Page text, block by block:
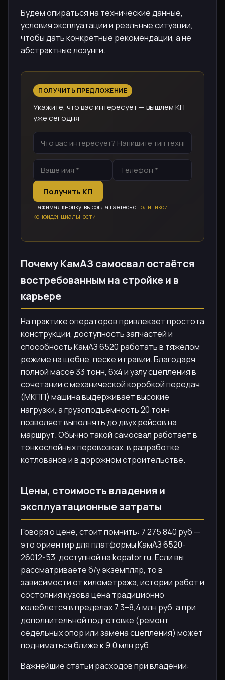
Будем опираться на технические данные,
условия эксплуатации и реальные ситуации,
чтобы дать конкретные рекомендации, а не
абстрактные лозунги.
ПОЛУЧИТЬ ПРЕДЛОЖЕНИЕ
Укажите, что вас интересует — вышлем КП
уже сегодня
Получить КП
Нажимая кнопку, вы соглашаетесь сполитикой
конфиденциальности
Почему КамАЗ самосвал остаётся
востребованным на стройке и в
карьере
На практике операторов привлекает простота
конструкции, доступность запчастей и
способность КамАЗ 6520 работать в тяжёлом
режиме на щебне, песке и гравии. Благодаря
полной массе 33 тонн, 6x4 и узлу сцепления в
сочетании с механической коробкой передач
(МКПП) машина выдерживает высокие
нагрузки, а грузоподъемность 20 тонн
позволяет выполнять до двух рейсов на
маршрут. Обычно такой самосвал работает в
тонкослойных перевозках, в разработке
котлованов и в дорожном строительстве.
Цены, стоимость владения и
эксплуатационные затраты
Говоря о цене, стоит помнить: 7 275 840 руб —
это ориентир для платформы КамАЗ 6520-
26012-53, доступной на kopator.ru. Если вы
рассматриваете б/у экземпляр, то в
зависимости от километража, истории работ и
состояния кузова цена традиционно
колеблется в пределах 7,3–8,4 млн руб, а при
дополнительной подготовке (ремонт
седельных опор или замена сцепления) может
подниматься ближе к 9,0 млн руб.
Важнейшие статьи расходов при владении: